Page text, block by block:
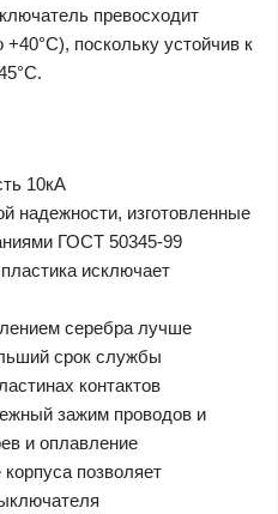
превосходит
поскольку устойчив к
10кА
надежности, изготовленные
ГОСТ 50345-99
исключает
серебра лучше
срок службы
контактов
зажим проводов и
и оплавление
позволяет